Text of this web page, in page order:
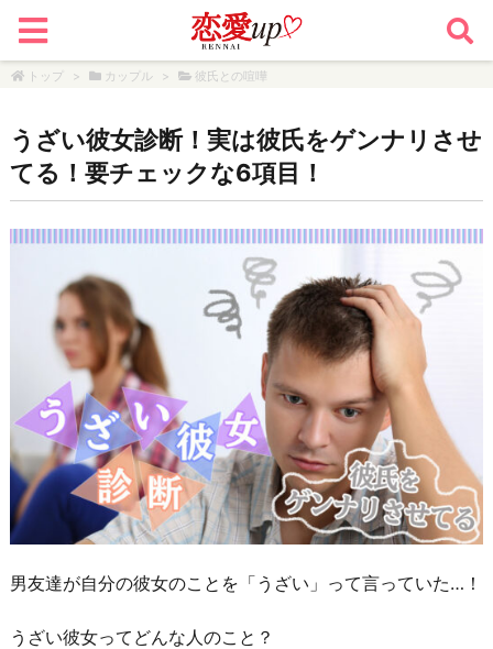
トップ > カップル > 彼氏との喧嘩
うざい彼女診断！実は彼氏をゲンナリさせ
てる！要チェックな6項目！
男友達が自分の彼女のことを「うざい」って言っていた…！
うざい彼女ってどんな人のこと？